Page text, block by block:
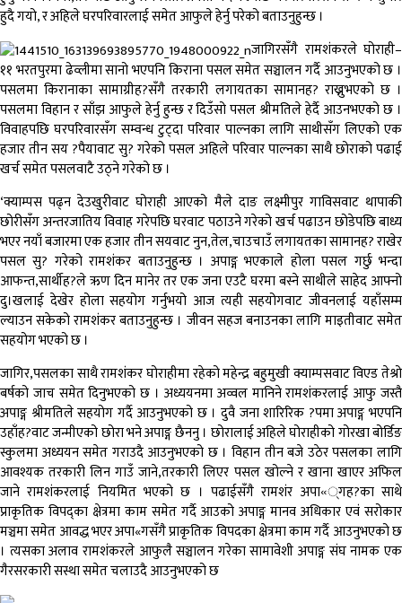
हुदै गयो, र अहिले घरपरिवारलाई समेत आफुले हेर्नु परेको बताउनुहुन्छ ।
जागिरसँगै रामशंकरले घोराही–
११ भरतपुरमा ढेव्लीमा सानो भएपनि किराना पसल समेत सञ्चालन गर्दै आउनुभएको छ ।
पसलमा किरानाका सामाग्रीह?सँगै तरकारी लगायतका सामानह? राख्नुभएको छ ।
पसलमा विहान र साँझ आफुले हेर्नु हुन्छ र दिउँसो पसल श्रीमतिले हेर्दै आउनभएको छ ।
विवाहपछि घरपरिवारसँग सम्वन्ध टुट्दा परिवार पाल्नका लागि साथीसँग लिएको एक
हजार तीन सय ?पैयावाट सु? गरेको पसल अहिले परिवार पाल्नका साथै छोराको पढाई
खर्च समेत पसलवाटै उठ्ने गरेको छ ।
‘क्याम्पस पढ्न देउखुरीवाट घोराही आएको मैले दाङ लक्ष्मीपुर गाविसवाट थापाकी
छोरीसँग अन्तरजातिय विवाह गरेपछि घरवाट पठाउने गरेको खर्च पढाउन छोडेपछि बाध्य
भएर नयाँ बजारमा एक हजार तीन सयवाट नुन,तेल,चाउचाउँ लगायतका सामानह? राखेर
पसल सु? गरेको रामशंकर बताउनुहुन्छ । अपाङ्ग भएकाले होला पसल गर्छु भन्दा
आफन्त,सार्थीह?ले ऋण दिन मानेर तर एक जना एउटै घरमा बस्ने साथीले साहेद आफ्नो
दु।खलाई देखेर होला सहयोग गर्नुभयो आज त्यही सहयोगवाट जीवनलाई यहाँसम्म
ल्याउन सकेको रामशंकर बताउनुहुन्छ । जीवन सहज बनाउनका लागि माइतीवाट समेत
सहयोग भएको छ ।
जागिर,पसलका साथै रामशंकर घोराहीमा रहेको महेन्द्र बहुमुखी क्याम्पसवाट विएड तेश्रो
बर्षको जाच समेत दिनुभएको छ । अध्ययनमा अव्वल मानिने रामशंकरलाई आफु जस्तै
अपाङ्ग श्रीमतिले सहयोग गर्दै आउनुभएको छ । दुवै जना शारिरिक ?पमा अपाङ्ग भएपनि
उहाँह?वाट जन्मीएको छोरा भने अपाङ्ग छैननु । छोरालाई अहिले घोराहीको गोरखा बोर्डिङ
स्कुलमा अध्ययन समेत गराउदै आउनुभएको छ । विहान तीन बजे उठेर पसलका लागि
आवश्यक तरकारी लिन गाउँ जाने,तरकारी लिएर पसल खोल्ने र खाना खाएर अफिल
जाने रामशंकरलाई नियमित भएको छ । पढाईसँगै रामशंर अपा«्गह?का साथे
प्राकृतिक विपद्का क्षेत्रमा काम समेत गर्दै आउको अपाङ्ग मानव अधिकार एवं सरोकार
मञ्चमा समेत आवद्ध भएर अपा«गसँगै प्राकृतिक विपदका क्षेत्रमा काम गर्दै आउनुभएको छ
। त्यसका अलाव रामशंकरले आफुलै सञ्चालन गरेका सामावेशी अपाङ्ग संघ नामक एक
गैरसरकारी सस्था समेत चलाउदै आउनुभएको छ